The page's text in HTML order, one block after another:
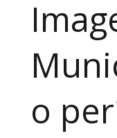
o